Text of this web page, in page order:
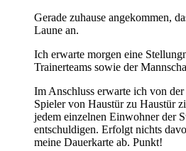
Gerade zuhause angekommen,
Laune an.
Ich erwarte morgen eine
Trainerteams sowie der
Im Anschluss erwarte ich von
Spieler von Haustür zu Haustür
jedem einzelnen Einwohner der
entschuldigen. Erfolgt nichts
meine Dauerkarte ab. Punkt!